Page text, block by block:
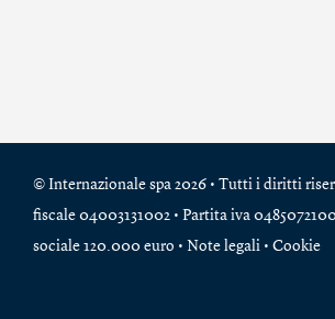
© Internazionale spa 2026 • Tutti i diritti
fiscale 04003131002 • Partita iva
sociale 120.000 euro • Note legali • Cookie